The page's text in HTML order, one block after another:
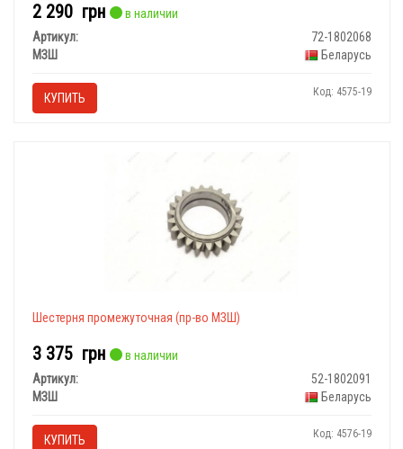
2 290 грн
в наличии
Артикул:
72-1802068
МЗШ
Беларусь
КУПИТЬ Код: 4575-19
Шестерня промежуточная (пр-во МЗШ)
3 375 грн
в наличии
Артикул:
52-1802091
МЗШ
Беларусь
КУПИТЬ Код: 4576-19